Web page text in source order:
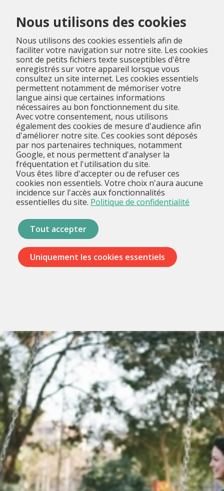
Nous utilisons des cookies
Nous utilisons des cookies essentiels afin de
faciliter votre navigation sur notre site. Les cookies
sont de petits fichiers texte susceptibles d'être
enregistrés sur votre appareil lorsque vous
consultez un site internet. Les cookies essentiels
permettent notamment de mémoriser votre
langue ainsi que certaines informations
nécessaires au bon fonctionnement du site.
Avec votre consentement, nous utilisons
également des cookies de mesure d'audience afin
d'améliorer notre site. Ces cookies sont déposés
par nos partenaires techniques, notamment
Google, et nous permettent d'analyser la
fréquentation et l'utilisation du site.
Vous êtes libre d'accepter ou de refuser ces
cookies non essentiels. Votre choix n'aura aucune
incidence sur l'accès aux fonctionnalités
essentielles du site. Politique de confidentialité
Tout accepter
Uniquement les cookies essentiels
Menu